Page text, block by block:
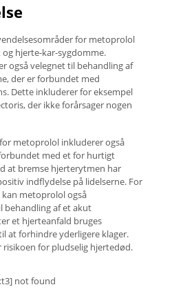
for metoprolol
hjerte-kar-sygdomme.
også velegnet til behandling af
der er forbundet med
Dette inkluderer for eksempel
der ikke forårsager nogen
metoprolol inkluderer også
med et for hurtigt
at bremse hjerterytmen har
indflydelse på lidelserne. For
metoprolol også
behandling af et akut
et hjerteanfald bruges
at forhindre yderligere klager.
risikoen for pludselig hjertedød.
not found